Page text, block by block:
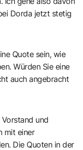
Dorda jetzt stetig
Quote sein, wie
Würden Sie eine
auch angebracht
und
mit einer
Die Quoten in der